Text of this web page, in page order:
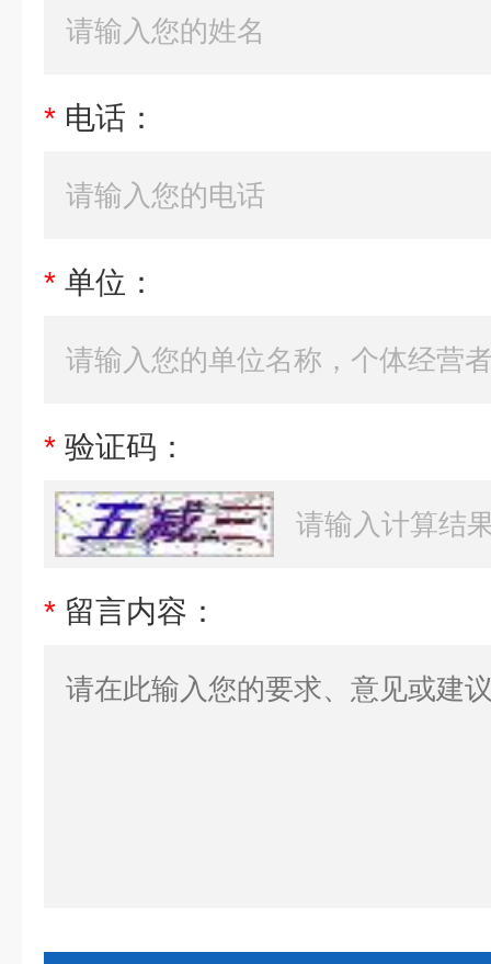
* 电话：
* 单位：
* 验证码：
* 留言内容：